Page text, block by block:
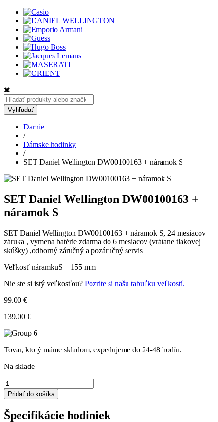
Hľadať:
Vyhľadať
Darnie
/
Dámske hodinky
/
SET Daniel Wellington DW00100163 + náramok S
SET Daniel Wellington DW00100163 +
náramok S
SET Daniel Wellington DW00100163 + náramok S, 24 mesiacov
záruka , výmena batérie zdarma do 6 mesiacov (vrátane tlakovej
skúšky) ,odborný záručný a pozáručný servis
Veľkosť náramkuS – 155 mm
Nie ste si istý veľkosťou? Pozrite si našu tabuľku veľkostí.
99.00 €
139.00 €
Tovar, ktorý máme skladom, expedujeme do 24-48 hodín.
Na sklade
množstvo
SET
Daniel
Wellington
DW00100163
Pridať do košíka
Špecifikácie hodiniek